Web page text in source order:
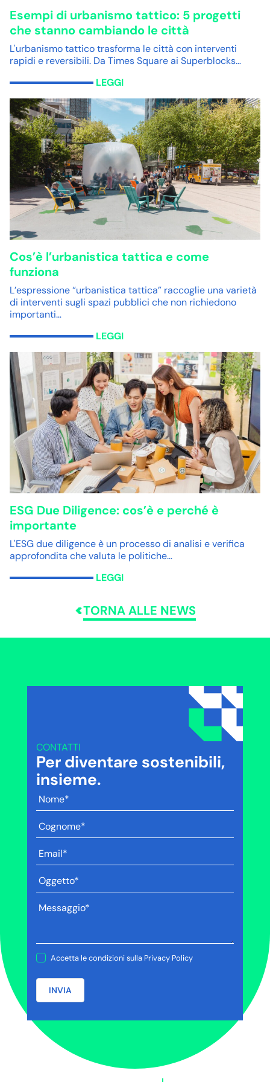
Esempi di urbanismo tattico: 5 progetti
che stanno cambiando le città
L'urbanismo tattico trasforma le città con interventi
rapidi e reversibili. Da Times Square ai Superblocks…
LEGGI
Cos’è l’urbanistica tattica e come
funziona
L’espressione “urbanistica tattica” raccoglie una varietà
di interventi sugli spazi pubblici che non richiedono
importanti…
LEGGI
ESG Due Diligence: cos’è e perché è
importante
L'ESG due diligence è un processo di analisi e verifica
approfondita che valuta le politiche…
LEGGI
TORNA ALLE NEWS
CONTATTI
Per diventare sostenibili,
insieme.
Accetta le condizioni sulla Privacy Policy
INVIA